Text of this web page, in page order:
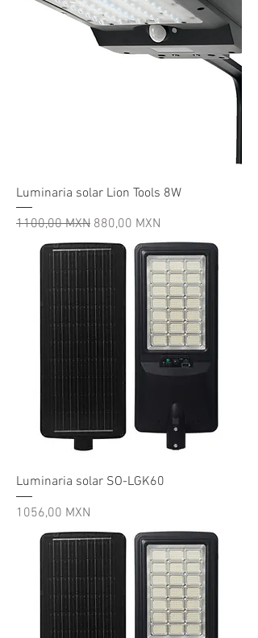
Luminaria solar Lion Tools 8W
Precio
1100,00 MXN Precio de oferta
880,00 MXN
Luminaria solar SO-LGK60
Precio
1056,00 MXN